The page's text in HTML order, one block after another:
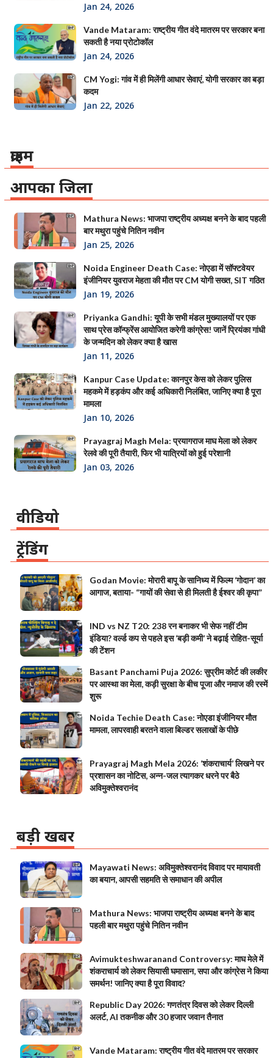
Jan 24, 2026
Vande Mataram: राष्ट्रीय गीत वंदे मातरम पर सरकार बना
सकती है नया प्रोटोकॉल
Jan 24, 2026
CM Yogi: गांव में ही मिलेंगी आधार सेवाएं, योगी सरकार का बड़ा
कदम
Jan 22, 2026
क्राइम
आपका जिला
Mathura News: भाजपा राष्ट्रीय अध्यक्ष बनने के बाद पहली
बार मथुरा पहुंचे नितिन नवीन
Jan 25, 2026
Noida Engineer Death Case: नोएडा में सॉफ्टवेयर
इंजीनियर युवराज मेहता की मौत पर CM योगी सख्त, SIT गठित
Jan 19, 2026
Priyanka Gandhi: यूपी के सभी मंडल मुख्यालयों पर एक
साथ प्रेस कॉन्फ्रेंस आयोजित करेगी कांग्रेस! जानें प्रियंका गांधी
के जन्मदिन को लेकर क्या है खास
Jan 11, 2026
Kanpur Case Update: कानपुर केस को लेकर पुलिस
महकमे में हड़कंप और कई अधिकारी निलंबित, जानिए क्या है पूरा
मामला
Jan 10, 2026
Prayagraj Magh Mela: प्रयागराज माघ मेला को लेकर
रेलवे की पूरी तैयारी, फिर भी यात्रियों को हुई परेशानी
Jan 03, 2026
वीडियो
ट्रेंडिंग
Godan Movie: मोरारी बापू के सानिध्य में फिल्म ‘गोदान’ का
आगाज, बताया- “गायों की सेवा से ही मिलती है ईश्वर की कृपा”
IND vs NZ T20: 238 रन बनाकर भी सेफ नहीं टीम
इंडिया? वर्ल्ड कप से पहले इस ‘बड़ी कमी’ ने बढ़ाई रोहित-सूर्या
की टेंशन
Basant Panchami Puja 2026: सुप्रीम कोर्ट की लकीर
पर आस्था का मेला, कड़ी सुरक्षा के बीच पूजा और नमाज की रस्में
शुरू
Noida Techie Death Case: नोएडा इंजीनियर मौत
मामला, लापरवाही बरतने वाला बिल्डर सलाखों के पीछे
Prayagraj Magh Mela 2026: ‘शंकराचार्य’ लिखने पर
प्रशासन का नोटिस, अन्न-जल त्यागकर धरने पर बैठे
अविमुक्तेश्वरानंद
बड़ी खबर
Mayawati News: अविमुक्तेश्वरानंद विवाद पर मायावती
का बयान, आपसी सहमति से समाधान की अपील
Mathura News: भाजपा राष्ट्रीय अध्यक्ष बनने के बाद
पहली बार मथुरा पहुंचे नितिन नवीन
Avimukteshwaranand Controversy: माघ मेले में
शंकराचार्य को लेकर सियासी घमासान, सपा और कांग्रेस ने किया
समर्थन! जानिए क्या है पूरा विवाद?
Republic Day 2026: गणतंत्र दिवस को लेकर दिल्ली
अलर्ट, AI तकनीक और 30 हजार जवान तैनात
Vande Mataram: राष्ट्रीय गीत वंदे मातरम पर सरकार